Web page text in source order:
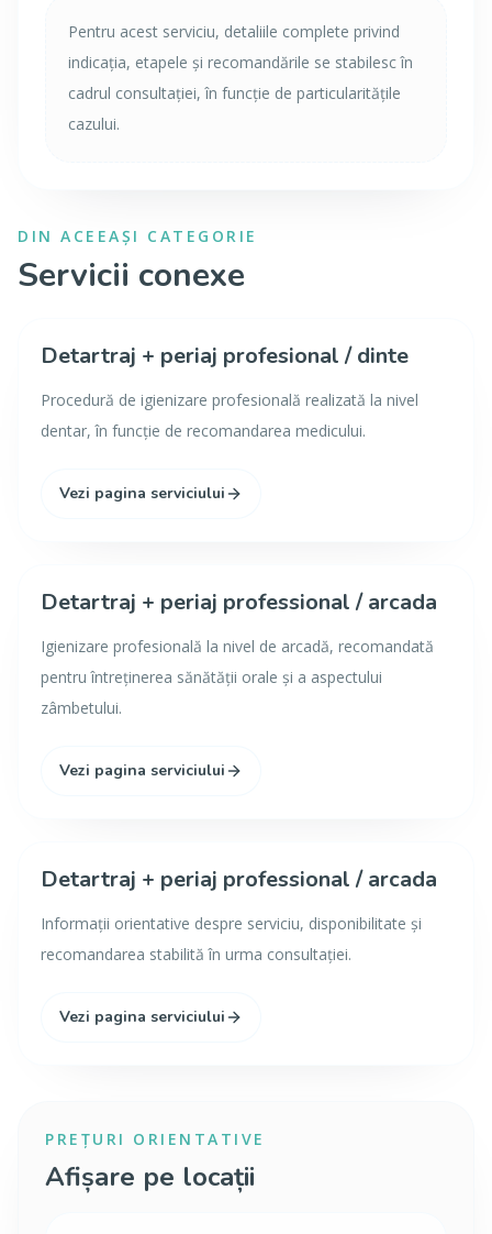
Pentru acest serviciu, detaliile complete privind
indicația, etapele și recomandările se stabilesc în
cadrul consultației, în funcție de particularitățile
cazului.
DIN ACEEAȘI CATEGORIE
Servicii conexe
Detartraj + periaj profesional / dinte
Procedură de igienizare profesională realizată la nivel
dentar, în funcție de recomandarea medicului.
Vezi pagina serviciului
Detartraj + periaj professional / arcada
Igienizare profesională la nivel de arcadă, recomandată
pentru întreținerea sănătății orale și a aspectului
zâmbetului.
Vezi pagina serviciului
Detartraj + periaj professional / arcada
Informații orientative despre serviciu, disponibilitate și
recomandarea stabilită în urma consultației.
Vezi pagina serviciului
PREȚURI ORIENTATIVE
Afișare pe locații